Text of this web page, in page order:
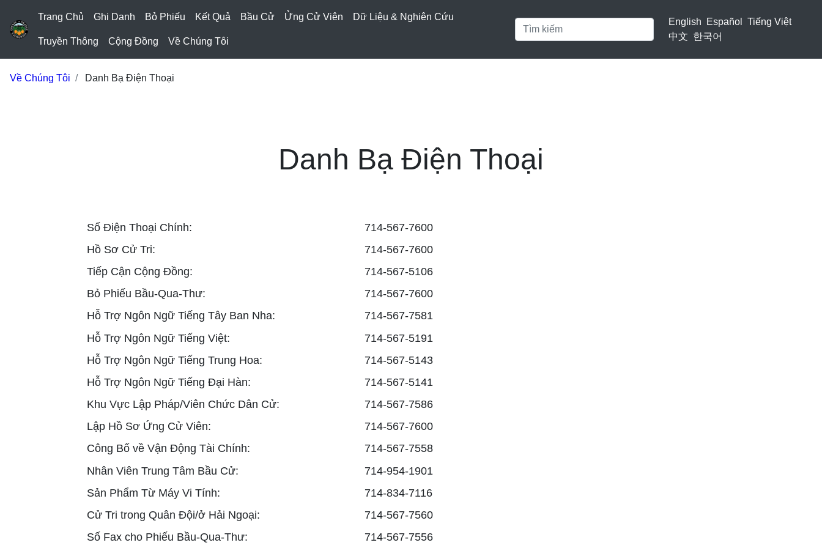
Trang Chủ Ghi Danh Bỏ Phiếu Kết Quả Bầu Cử Ửng Cử Viên Dữ Liệu & Nghiên Cứu
Truyền Thông Cộng Đồng Về Chúng Tôi
English Español
Tiếng Việt
中文 한국어
Về Chúng Tôi Danh Bạ Điện Thoại
Danh Bạ Điện Thoại
Số Điện Thoại Chính:
714-567-7600
Hồ Sơ Cử Tri:
714-567-7600
Tiếp Cận Cộng Đồng:
714-567-5106
Bỏ Phiếu Bầu-Qua-Thư:
714-567-7600
Hỗ Trợ Ngôn Ngữ Tiếng Tây Ban Nha:
714-567-7581
Hỗ Trợ Ngôn Ngữ Tiếng Việt:
714-567-5191
Hỗ Trợ Ngôn Ngữ Tiếng Trung Hoa:
714-567-5143
Hỗ Trợ Ngôn Ngữ Tiếng Đại Hàn:
714-567-5141
Khu Vực Lập Pháp/Viên Chức Dân Cử:
714-567-7586
Lập Hồ Sơ Ứng Cử Viên:
714-567-7600
Công Bố về Vận Động Tài Chính:
714-567-7558
Nhân Viên Trung Tâm Bầu Cử:
714-954-1901
Sản Phẩm Từ Máy Vi Tính:
714-834-7116
Cử Tri trong Quân Đội/ở Hải Ngoại:
714-567-7560
Số Fax cho Phiếu Bầu-Qua-Thư:
714-567-7556